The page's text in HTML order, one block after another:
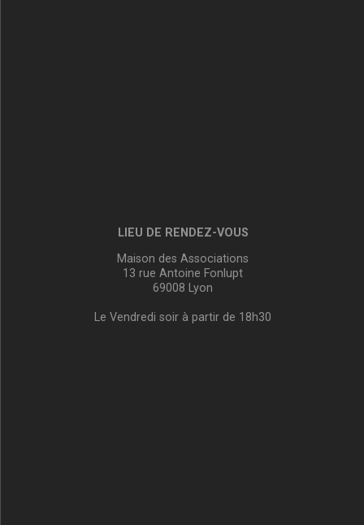
LIEU DE RENDEZ-VOUS
Maison des Associations
13 rue Antoine Fonlupt
69008 Lyon
Le Vendredi soir à partir de 18h30